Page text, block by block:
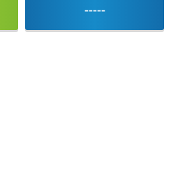
-----